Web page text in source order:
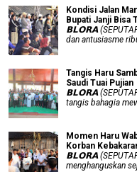
Kondisi Jalan
Bupati Janji Bisa
𝗕𝗟𝗢𝗥𝗔
dan antusiasme
Tangis Haru
Saudi Tuai Pujian
𝗕𝗟𝗢𝗥𝗔
tangis bahagia
Momen Haru
Korban
𝗕𝗟𝗢𝗥𝗔
menghanguskan